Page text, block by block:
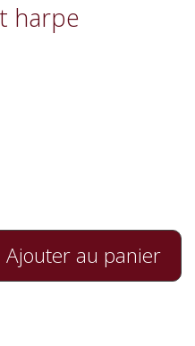
harpe
Ajouter au panier